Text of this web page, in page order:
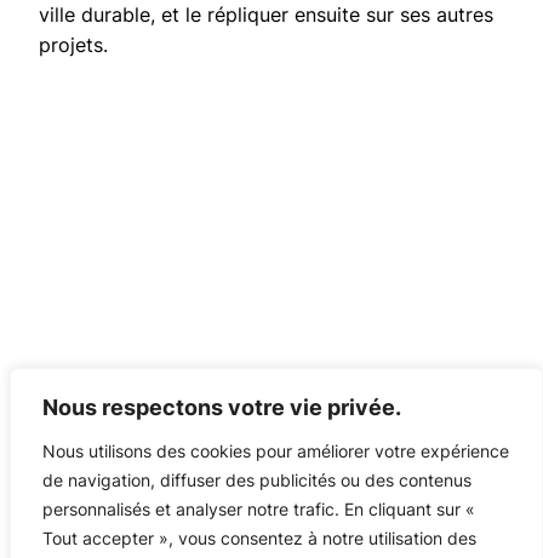
Nous respectons votre vie privée.
Nous utilisons des cookies pour améliorer votre expérience
de navigation, diffuser des publicités ou des contenus
personnalisés et analyser notre trafic. En cliquant sur «
Tout accepter », vous consentez à notre utilisation des
ville durable, et le répliquer ensuite sur ses autres
projets.
Belfort e-Start
Mentions légalesRGPDLexiqueEspace Presse
Contact